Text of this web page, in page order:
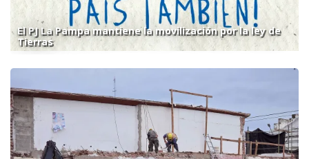
El PJ La Pampa mantiene la movilización por la ley de
Tierras